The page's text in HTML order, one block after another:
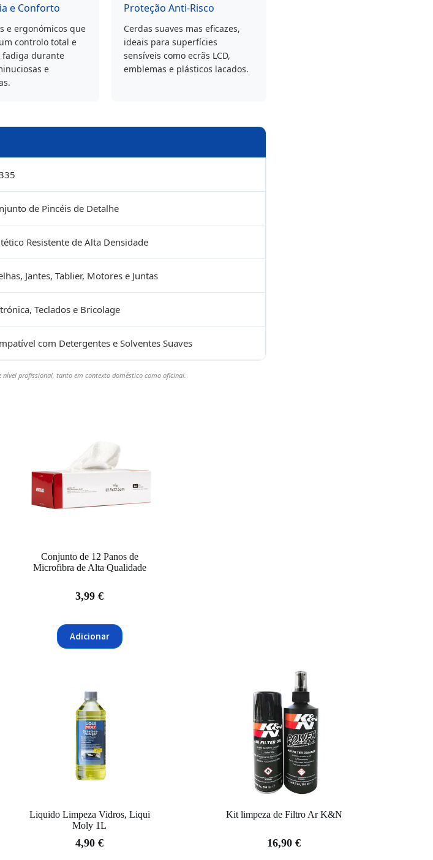
e Conforto
e ergonómicos que
controlo total e
fadiga durante
e
Proteção Anti-Risco
Cerdas suaves mas eficazes,
ideais para superfícies
sensíveis como ecrãs LCD,
emblemas e plásticos lacados.
de Pincéis de Detalhe
Resistente de Alta Densidade
Jantes, Tablier, Motores e Juntas
Teclados e Bricolage
com Detergentes e Solventes Suaves
profissional, tanto em contexto doméstico como oficinal.
Conjunto de 12 Panos de
Microfibra de Alta Qualidade
3,99€
Adicionar
Liquido Limpeza Vidros, Liqui
Moly 1L
4,90€
Kit limpeza de Filtro Ar K&N
16,90€